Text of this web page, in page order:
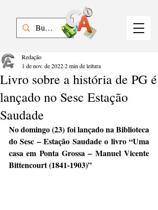
Livro sobre a história de PG é
lançado no Sesc Estação
Saudade
Redação
1 de nov. de 20222 min de leitura
No domingo (23) foi lançado na Biblioteca
do Sesc – Estação Saudade o livro “Uma
casa em Ponta Grossa – Manuel Vicente
Bittencourt (1841-1903)”